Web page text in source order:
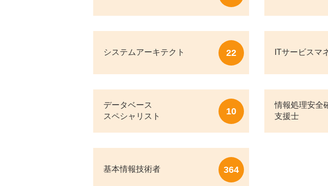
システムアーキテクト 22 ITサービスマ
データベース
スペシャリスト
10
情報処理安全
支援士
基本情報技術者 364